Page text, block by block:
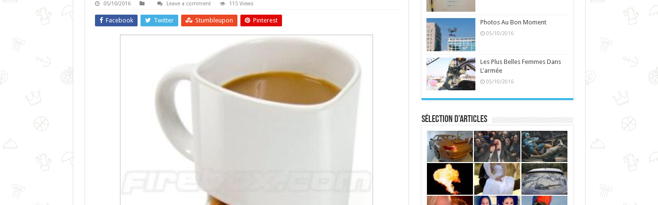
05/10/2016 Leave a comment 115 Views
Facebook Twitter Stumbleupon Pinterest Photos Au Bon Moment
05/10/2016
Les Plus Belles Femmes Dans
L'armée
05/10/2016
Sélection d’articles